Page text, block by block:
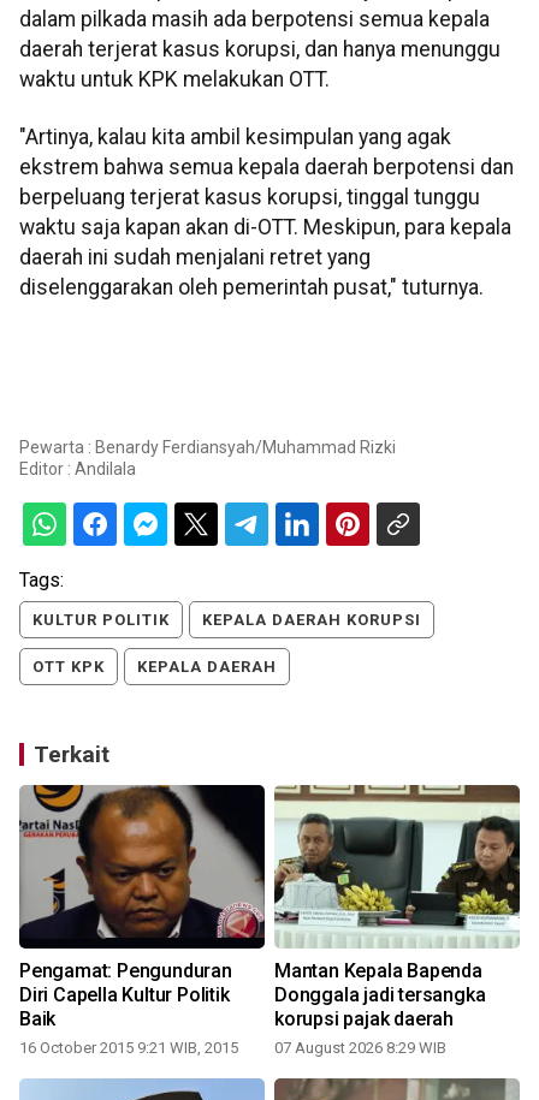
dalam pilkada masih ada berpotensi semua kepala
daerah terjerat kasus korupsi, dan hanya menunggu
waktu untuk KPK melakukan OTT.
"Artinya, kalau kita ambil kesimpulan yang agak
ekstrem bahwa semua kepala daerah berpotensi dan
berpeluang terjerat kasus korupsi, tinggal tunggu
waktu saja kapan akan di-OTT. Meskipun, para kepala
daerah ini sudah menjalani retret yang
diselenggarakan oleh pemerintah pusat," tuturnya.
Pewarta : Benardy Ferdiansyah/Muhammad Rizki
Editor : Andilala
Tags:
KULTUR POLITIK KEPALA DAERAH KORUPSI
OTT KPK KEPALA DAERAH
Terkait
Pengamat: Pengunduran
Diri Capella Kultur Politik
Baik
16 October 2015 9:21 WIB, 2015
Mantan Kepala Bapenda
Donggala jadi tersangka
korupsi pajak daerah
07 August 2026 8:29 WIB